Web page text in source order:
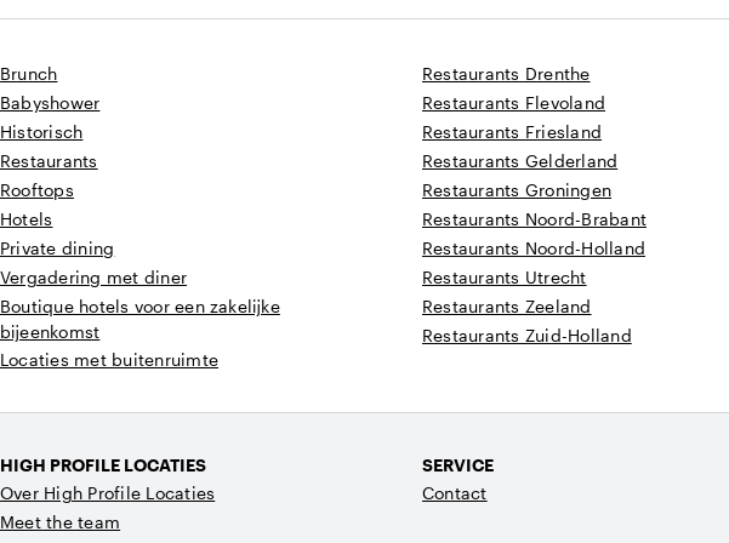
Brunch
Babyshower
Historisch
Restaurants
Rooftops
Hotels
Private dining
Vergadering met diner
Boutique hotels voor een zakelijke
bijeenkomst
Locaties met buitenruimte
Restaurants Drenthe
Restaurants Flevoland
Restaurants Friesland
Restaurants Gelderland
Restaurants Groningen
Restaurants Noord-Brabant
Restaurants Noord-Holland
Restaurants Utrecht
Restaurants Zeeland
Restaurants Zuid-Holland
HIGH PROFILE LOCATIES
Over High Profile Locaties
Meet the team
SERVICE
Contact